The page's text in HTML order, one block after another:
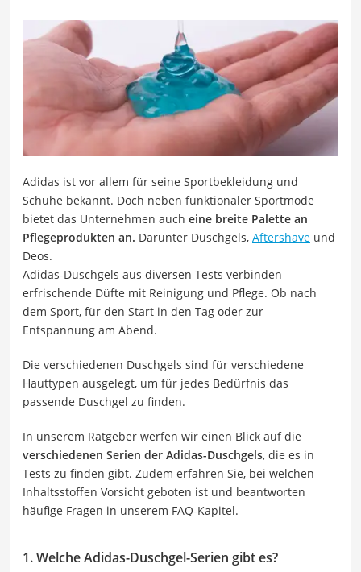
Adidas ist vor allem für seine Sportbekleidung und
Schuhe bekannt. Doch neben funktionaler Sportmode
bietet das Unternehmen auch eine breite Palette an
Pflegeprodukten an. Darunter Duschgels, Aftershave und
Deos.
Adidas-Duschgels aus diversen Tests verbinden
erfrischende Düfte mit Reinigung und Pflege. Ob nach
dem Sport, für den Start in den Tag oder zur
Entspannung am Abend.
Die verschiedenen Duschgels sind für verschiedene
Hauttypen ausgelegt, um für jedes Bedürfnis das
passende Duschgel zu finden.
In unserem Ratgeber werfen wir einen Blick auf die
verschiedenen Serien der Adidas-Duschgels, die es in
Tests zu finden gibt. Zudem erfahren Sie, bei welchen
Inhaltsstoffen Vorsicht geboten ist und beantworten
häufige Fragen in unserem FAQ-Kapitel.
1. Welche Adidas-Duschgel-Serien gibt es?